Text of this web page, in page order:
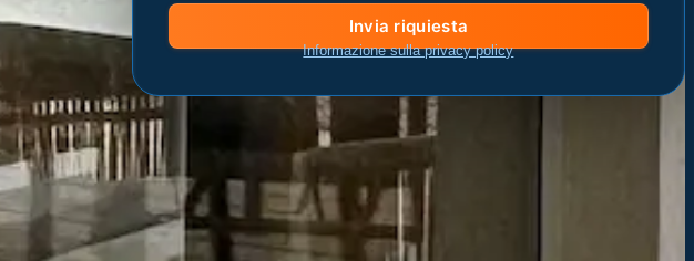
Invia riquiesta
Informazione sulla privacy policy